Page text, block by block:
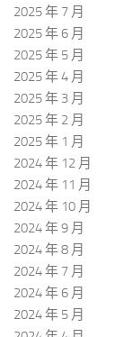
2025 年 7 月
2025 年 6 月
2025 年 5 月
2025 年 4 月
2025 年 3 月
2025 年 2 月
2025 年 1 月
2024 年 12 月
2024 年 11 月
2024 年 10 月
2024 年 9 月
2024 年 8 月
2024 年 7 月
2024 年 6 月
2024 年 5 月